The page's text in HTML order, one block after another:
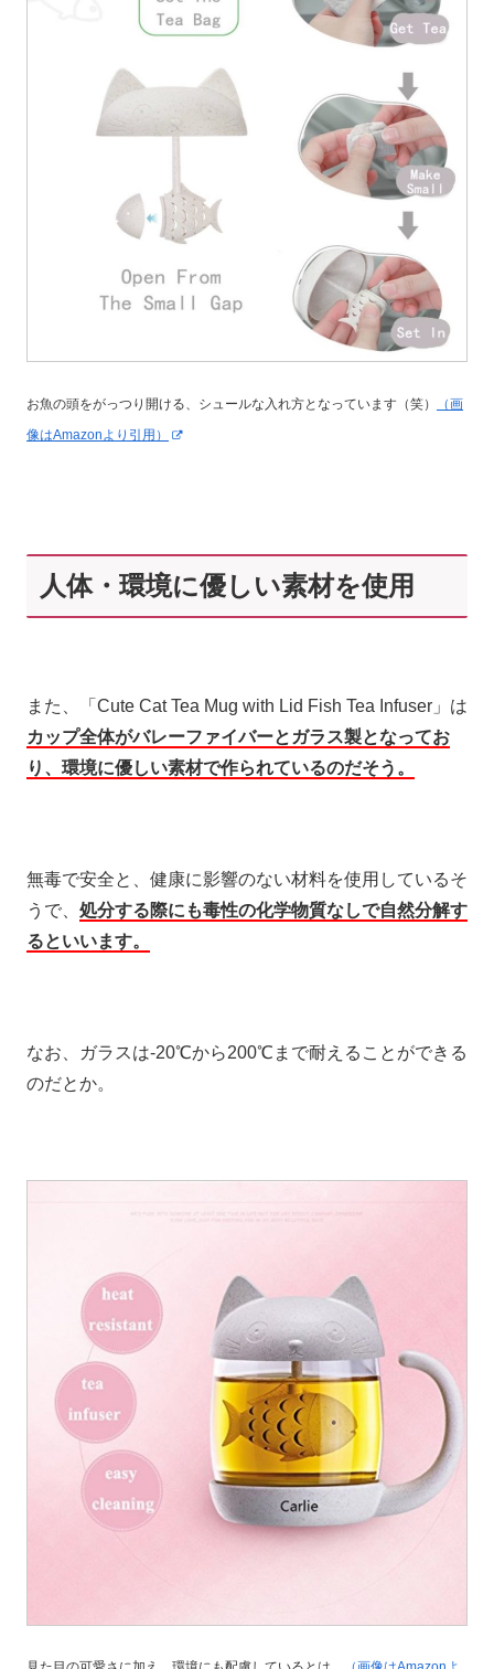
お魚の頭をがっつり開ける、シュールな入れ方となっています（笑）
（画
像はAmazonより引用）
人体・環境に優しい素材を使用
また、「Cute Cat Tea Mug with Lid Fish Tea Infuser」は
カップ全体がバレーファイバーとガラス製となってお
り、環境に優しい素材で作られているのだそう。
無毒で安全と、健康に影響のない材料を使用しているそ
うで、 処分する際にも毒性の化学物質なしで自然分解す
るといいます。
なお、ガラスは-20℃から200℃まで耐えることができる
のだとか。